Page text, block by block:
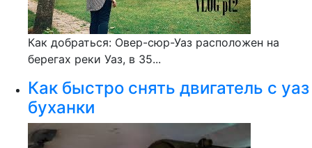
Как добраться: Овер-сюр-Уаз расположен на
берегах реки Уаз, в 35...
Как быстро снять двигатель с уаз
буханки